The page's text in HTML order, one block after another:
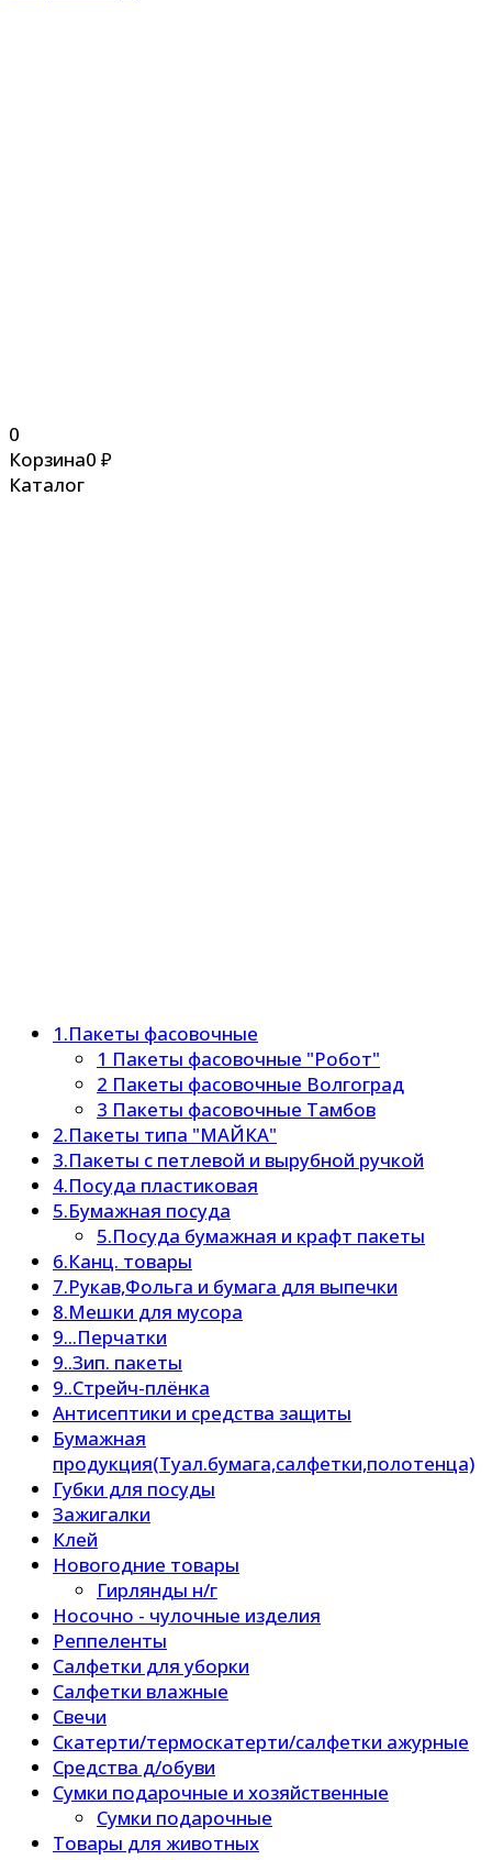
0
Корзина0 ₽
Каталог
1.Пакеты фасовочные
1 Пакеты фасовочные "Робот"
2 Пакеты фасовочные Волгоград
3 Пакеты фасовочные Тамбов
2.Пакеты типа "МАЙКА"
3.Пакеты с петлевой и вырубной ручкой
4.Посуда пластиковая
5.Бумажная посуда
5.Посуда бумажная и крафт пакеты
6.Канц. товары
7.Рукав,Фольга и бумага для выпечки
8.Мешки для мусора
9...Перчатки
9..Зип. пакеты
9..Стрейч-плёнка
Антисептики и средства защиты
Бумажная
продукция(Туал.бумага,салфетки,полотенца)
Губки для посуды
Зажигалки
Клей
Новогодние товары
Гирлянды н/г
Носочно - чулочные изделия
Реппеленты
Салфетки для уборки
Салфетки влажные
Свечи
Скатерти/термоскатерти/салфетки ажурные
Средства д/обуви
Сумки подарочные и хозяйственные
Сумки подарочные
Товары для животных